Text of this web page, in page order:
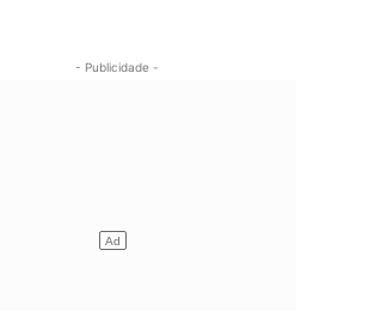
- Publicidade -